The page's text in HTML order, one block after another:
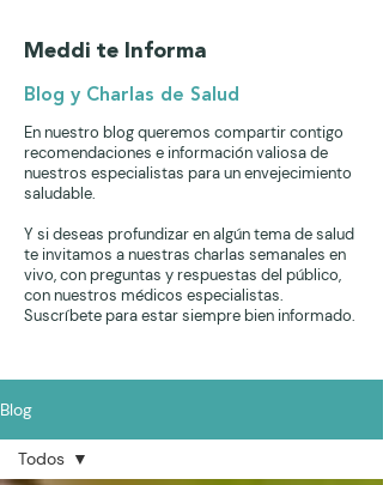
Meddi te Informa
Blog y Charlas de Salud
En nuestro blog queremos compartir contigo
recomendaciones e información valiosa de
nuestros especialistas para un envejecimiento
saludable.
Y si deseas profundizar en algún tema de salud
te invitamos a nuestras charlas semanales en
vivo, con preguntas y respuestas del público,
con nuestros médicos especialistas.
Suscríbete para estar siempre bien informado.
Blog
Todos